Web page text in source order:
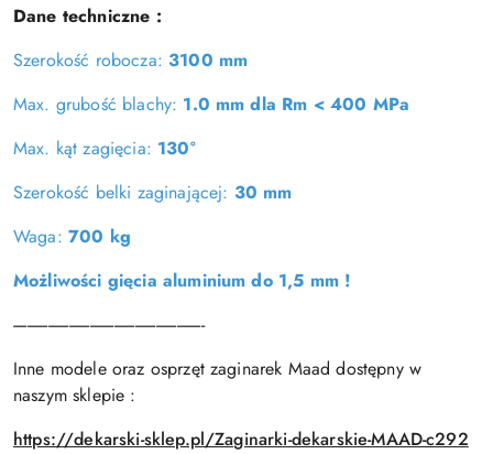
Dane techniczne :
Szerokość robocza: 3100 mm
Max. grubość blachy: 1.0 mm dla Rm < 400 MPa
Max. kąt zagięcia: 130°
Szerokość belki zaginającej: 30 mm
Waga: 700 kg
Możliwości gięcia aluminium do 1,5 mm !
-------------------------------------------------------
Inne modele oraz osprzęt zaginarek Maad dostępny w
naszym sklepie :
https://dekarski-sklep.pl/Zaginarki-dekarskie-MAAD-c292